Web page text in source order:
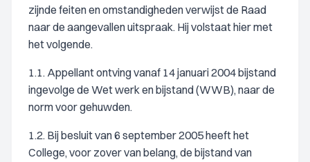
zijnde feiten en omstandigheden verwijst de Raad
naar de aangevallen uitspraak. Hij volstaat hier met
het volgende.
1.1. Appellant ontving vanaf 14 januari 2004 bijstand
ingevolge de Wet werk en bijstand (WWB), naar de
norm voor gehuwden.
1.2. Bij besluit van 6 september 2005 heeft het
College, voor zover van belang, de bijstand van